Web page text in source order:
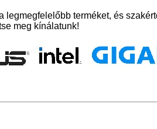
legmegfelelőbb terméket, és
meg kínálatunk!